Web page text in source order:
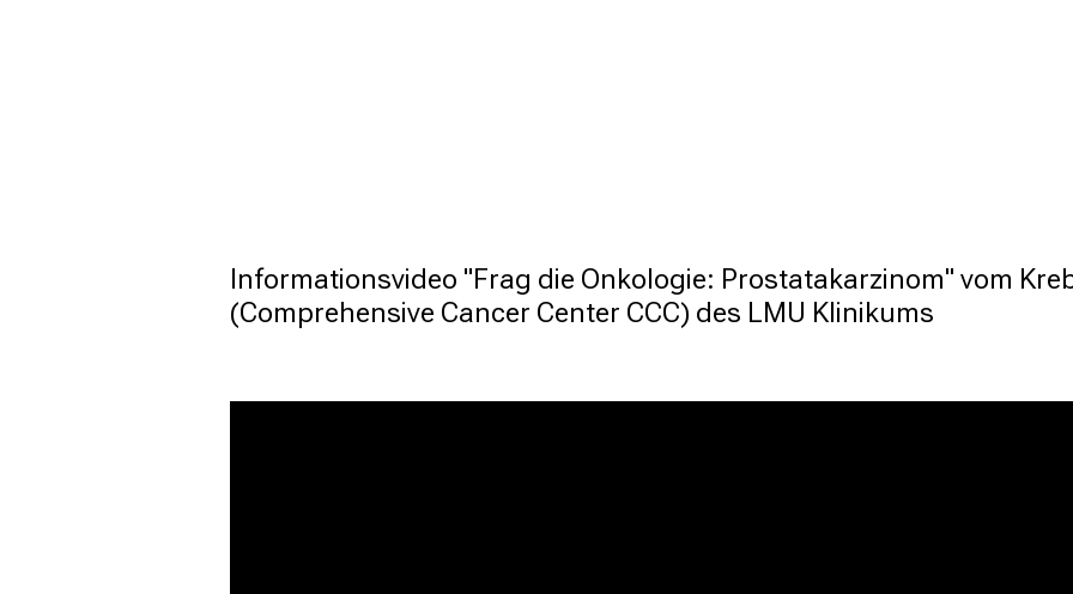
Informationsvideo "Frag die Onkologie: Prostatakarzinom" vom
(Comprehensive Cancer Center CCC) des LMU Klinikums